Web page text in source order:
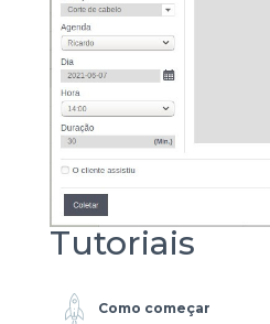
Tutoriais
Como começar